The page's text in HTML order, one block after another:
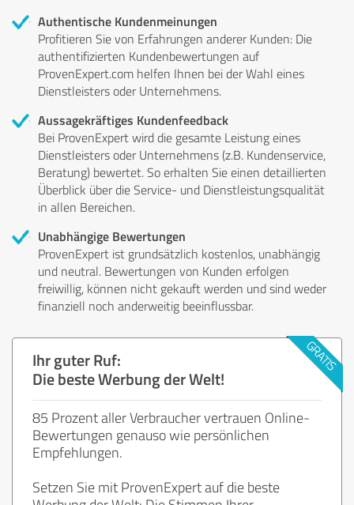
Authentische Kundenmeinungen
Profitieren Sie von Erfahrungen anderer Kunden: Die
authentifizierten Kundenbewertungen auf
ProvenExpert.com helfen Ihnen bei der Wahl eines
Dienstleisters oder Unternehmens.
Aussagekräftiges Kundenfeedback
Bei ProvenExpert wird die gesamte Leistung eines
Dienstleisters oder Unternehmens (z.B. Kundenservice,
Beratung) bewertet. So erhalten Sie einen detaillierten
Überblick über die Service- und Dienstleistungsqualität
in allen Bereichen.
Unabhängige Bewertungen
ProvenExpert ist grundsätzlich kostenlos, unabhängig
und neutral. Bewertungen von Kunden erfolgen
freiwillig, können nicht gekauft werden und sind weder
finanziell noch anderweitig beeinflussbar.
Ihr guter Ruf:
Die beste Werbung der Welt!
85 Prozent aller Verbraucher vertrauen Online-
Bewertungen genauso wie persönlichen
Empfehlungen.
Setzen Sie mit ProvenExpert auf die beste